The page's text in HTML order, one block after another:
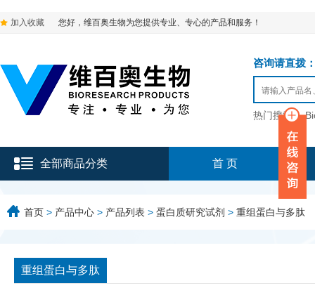
加入收藏 您好，维百奥生物为您提供专业、专心的产品和服务！
咨询请直拨
热门搜索：
全部商品分类 首 页
首页 > 产品中心 > 产品列表 > 蛋白质研究试剂 > 重组蛋白与多肽
重组蛋白与多肽